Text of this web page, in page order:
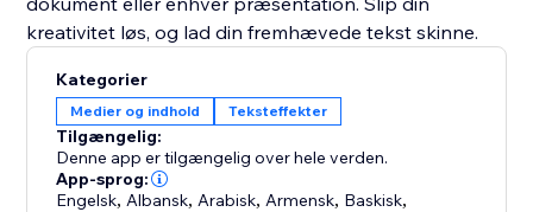
kreativitet løs, og lad din fremhævede tekst skinne.
Kategorier
Medier og indhold Teksteffekter
Tilgængelig:
Denne app er tilgængelig over hele verden.
App-sprog:
Engelsk, Albansk, Arabisk, Armensk, Baskisk,